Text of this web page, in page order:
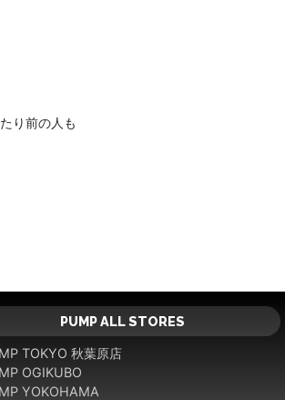
り前の人も
PUMP ALL STORES
TOKYO 秋葉原店
OGIKUBO
YOKOHAMA